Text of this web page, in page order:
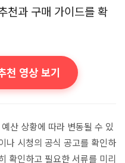
천과 구매 가이드를 확
천 영상 보기
산 상황에 따라 변동될 수 있
나 시청의 공식 공고를 확인하
확인하고 필요한 서류를 미리